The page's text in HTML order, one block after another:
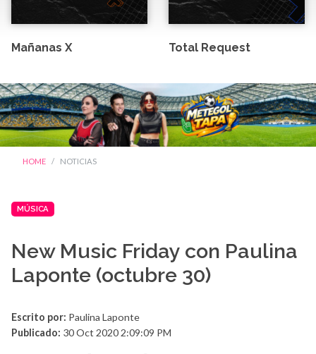
Mañanas X Total Request
HOME NOTICIAS
MÚSICA
New Music Friday con Paulina
Laponte (octubre 30)
Escrito por: Paulina Laponte
Publicado: 30 Oct 2020 2:09:09 PM